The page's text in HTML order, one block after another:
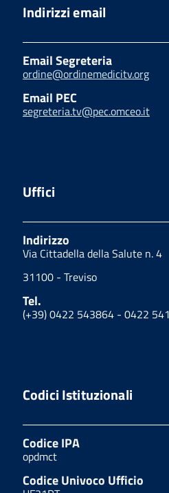
Indirizzi email
Email Segreteria
ordine@ordinemedicitv.org
Email PEC
segreteria.tv@pec.omceo.it
Uffici
Indirizzo
Via Cittadella della Salute n. 4
31100 - Treviso
Tel.
(+39) 0422 543864 - 0422
Codici Istituzionali
Codice IPA
opdmct
Codice Univoco Ufficio